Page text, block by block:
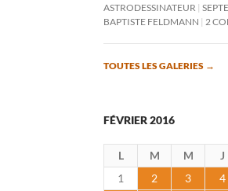
ASTRODESSINATEUR
BAPTISTE FELDMANN
2
TOUTES LES GALERIES →
FÉVRIER 2016
L M M J
1
2 3 4